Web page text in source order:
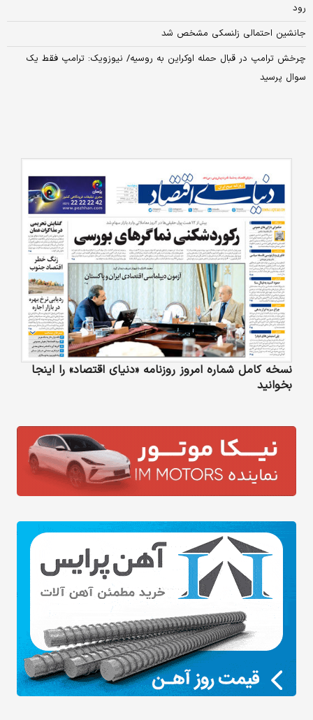
رود
جانشین احتمالی زلنسکی مشخص شد
چرخش ترامپ در قبال حمله اوکراین به روسیه/ نیوزویک: ترامپ فقط یک
سوال پرسید
نسخه کامل شماره امروز روزنامه «دنیای‌ اقتصاد» را اینجا
بخوانید